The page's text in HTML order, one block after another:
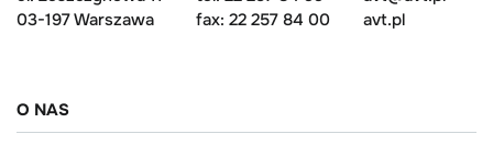
03-197 Warszawa
fax: 22 257 84 00
avt.pl
O NAS